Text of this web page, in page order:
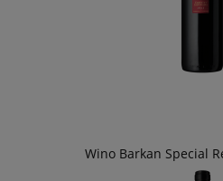
Wino Barkan Special